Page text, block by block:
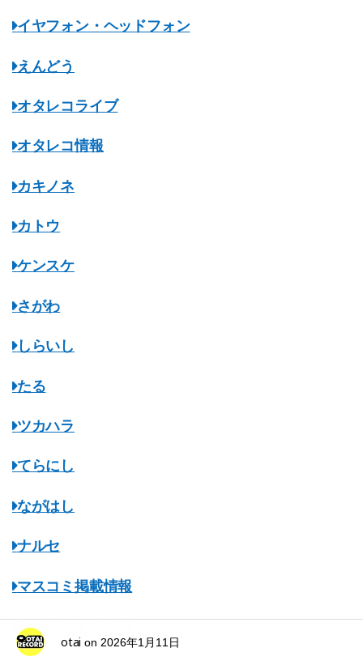
イヤフォン・ヘッドフォン
えんどう
オタレコライブ
オタレコ情報
カキノネ
カトウ
ケンスケ
さがわ
しらいし
たる
ツカハラ
てらにし
ながはし
ナルセ
マスコミ掲載情報
みちのくオタレコ
otai on 2026年1月11日